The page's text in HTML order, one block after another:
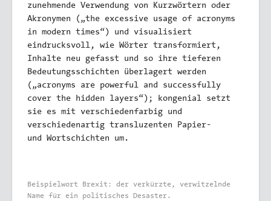
zunehmende Verwendung von Kurzwörtern oder
Akronymen („the excessive usage of acronyms
in modern times“) und visualisiert
eindrucksvoll, wie Wörter transformiert,
Inhalte neu gefasst und so ihre tieferen
Bedeutungsschichten überlagert werden
(„acronyms are powerful and successfully
cover the hidden layers“); kongenial setzt
sie es mit verschiedenfarbig und
verschiedenartig transluzenten Papier-
und Wortschichten um.
Beispielwort Brexit: der verkürzte, verwitzelnde
Name für ein politisches Desaster.